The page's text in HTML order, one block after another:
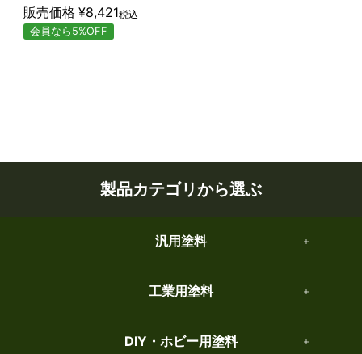
販売価格 ¥8,421税込
会員なら5%OFF
製品カテゴリから選ぶ
汎用塗料
工業用塗料
DIY・ホビー用塗料